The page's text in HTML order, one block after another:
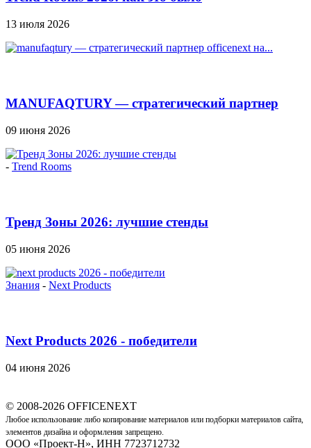
13 июля 2026
MANUFAQTURY — стратегический партнер
09 июня 2026
- Trend Rooms
Тренд Зоны 2026: лучшие стенды
05 июня 2026
Знания - Next Products
Next Products 2026 - победители
04 июня 2026
© 2008-2026 OFFICENEXT
Любое использование либо копирование материалов или подборки материалов сайта,
элементов дизайна и оформления запрещено.
ООО «Проект-Н», ИНН 7723712732